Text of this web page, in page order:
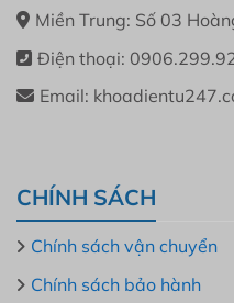
Miền Trung: Số 03
Điện thoại:
Email:
CHÍNH SÁCH
Chính sách vận chuyển
Chính sách bảo hành